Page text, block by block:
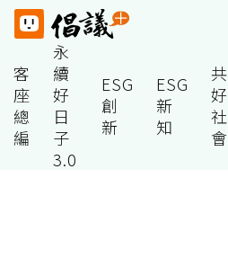
客
座
總
編
永
續
好
日
子
3.0
ESG
創
新
ESG
新
知
共
好
社
會